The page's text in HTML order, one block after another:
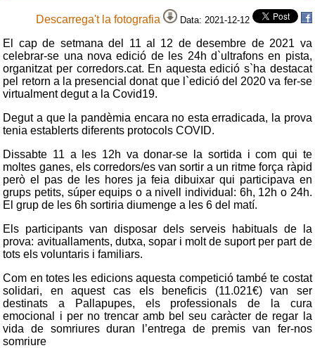
Descarrega't la fotografia Data: 2021-12-12
El cap de setmana del 11 al 12 de desembre de 2021 va
celebrar-se una nova edició de les 24h d`ultrafons en pista,
organitzat per corredors.cat. En aquesta edició s`ha destacat
pel retorn a la presencial donat que l`edició del 2020 va fer-se
virtualment degut a la Covid19.
Degut a que la pandèmia encara no esta erradicada, la prova
tenia establerts diferents protocols COVID.
Dissabte 11 a les 12h va donar-se la sortida i com qui te
moltes ganes, els corredors/es van sortir a un ritme força ràpid
però el pas de les hores ja feia dibuixar qui participava en
grups petits, súper equips o a nivell individual: 6h, 12h o 24h.
El grup de les 6h sortiria diumenge a les 6 del matí.
Els participants van disposar dels serveis habituals de la
prova: avituallaments, dutxa, sopar i molt de suport per part de
tots els voluntaris i familiars.
Com en totes les edicions aquesta competició també te costat
solidari, en aquest cas els beneficis (11.021€) van ser
destinats a Pallapupes, els professionals de la cura
emocional i per no trencar amb bel seu caràcter de regar la
vida de somriures duran l’entrega de premis van fer-nos
somriure